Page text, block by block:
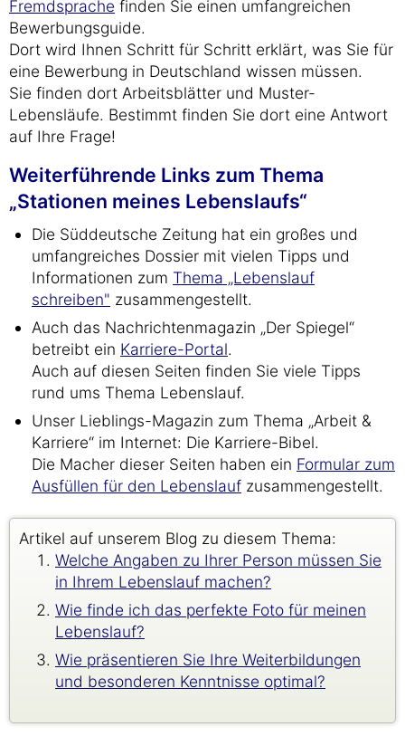
Fremdsprache finden Sie einen umfangreichen
Bewerbungsguide.
Dort wird Ihnen Schritt für Schritt erklärt, was Sie für
eine Bewerbung in Deutschland wissen müssen.
Sie finden dort Arbeitsblätter und Muster-
Lebensläufe. Bestimmt finden Sie dort eine Antwort
auf Ihre Frage!
Weiterführende Links zum Thema
„Stationen meines Lebenslaufs“
Die Süddeutsche Zeitung hat ein großes und
umfangreiches Dossier mit vielen Tipps und
Informationen zum Thema „Lebenslauf
schreiben" zusammengestellt.
Auch das Nachrichtenmagazin „Der Spiegel“
betreibt ein Karriere-Portal.
Auch auf diesen Seiten finden Sie viele Tipps
rund ums Thema Lebenslauf.
Unser Lieblings-Magazin zum Thema „Arbeit &
Karriere“ im Internet: Die Karriere-Bibel.
Die Macher dieser Seiten haben ein Formular zum
Ausfüllen für den Lebenslauf zusammengestellt.
Artikel auf unserem Blog zu diesem Thema:
Welche Angaben zu Ihrer Person müssen Sie
in Ihrem Lebenslauf machen?
Wie finde ich das perfekte Foto für meinen
Lebenslauf?
Wie präsentieren Sie Ihre Weiterbildungen
und besonderen Kenntnisse optimal?